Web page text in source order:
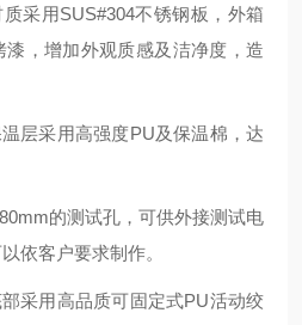
采用SUS#304不锈钢板，外箱
，增加外观质感及洁净度，造
层采用高强度PU及保温棉，达
的测试孔，可供外接测试电
依客户要求制作。
采用高品质可固定式PU活动绞